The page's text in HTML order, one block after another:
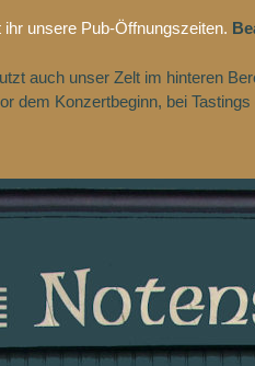
ihr unsere Pub-Öffnungszeiten.
auch unser Zelt im hinteren
dem Konzertbeginn, bei